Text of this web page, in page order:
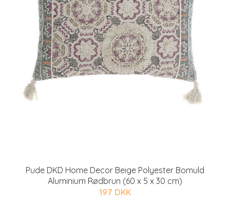
Pude DKD Home Decor Beige Polyester Bomuld
Aluminium Rødbrun (60 x 5 x 30 cm)
197 DKK